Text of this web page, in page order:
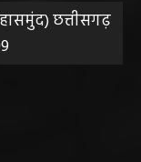
छत्तीसगढ़